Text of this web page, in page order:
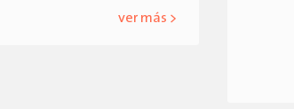
ver más >